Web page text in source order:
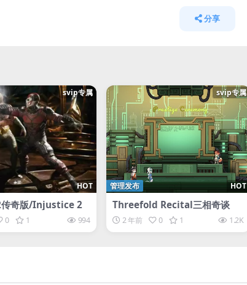
分享
svip专属
HOT
传奇版/Injustice 2
0 1 994
svip专属
HOT
管理发布
Threefold Recital三相奇谈
2 年前 0 1 1.2K